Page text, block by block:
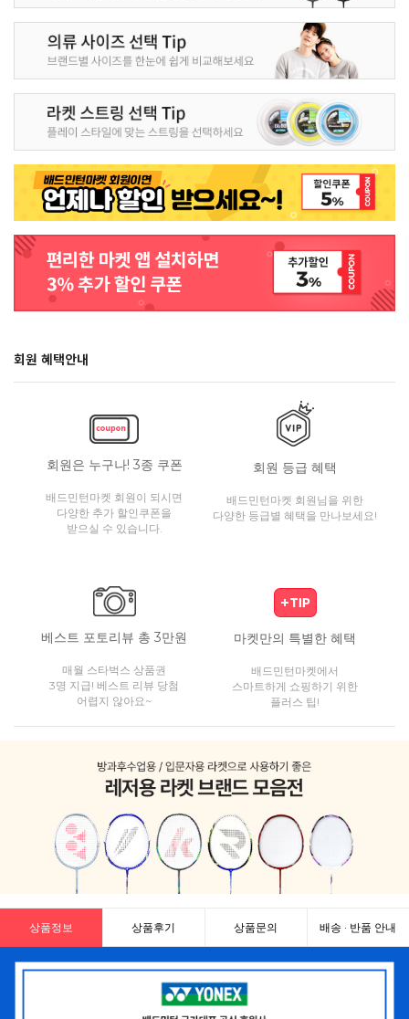
회원 혜택안내
회원은 누구나! 3종 쿠폰
배드민턴마켓 회원이 되시면
다양한 추가 할인쿠폰을
받으실 수 있습니다.
회원 등급 혜택
배드민턴마켓 회원님을 위한
다양한 등급별 혜택을 만나보세요!
베스트 포토리뷰 총 3만원
매월 스타벅스 상품권
3명 지급! 베스트 리뷰 당첨
어렵지 않아요~
마켓만의 특별한 혜택
배드민턴마켓에서
스마트하게 쇼핑하기 위한
플러스 팁!
상품정보 상품후기 상품문의 배송 · 반품 안내